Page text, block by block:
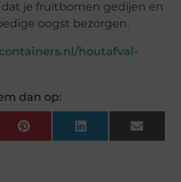
je fruitbomen gedijen en
oogst bezorgen.
houtafval-
dan op:
PinterestLinkedInEmail